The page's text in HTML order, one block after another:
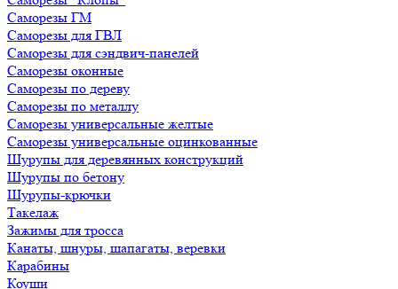
Саморезы ГМ
Саморезы для ГВЛ
Саморезы для сэндвич-панелей
Саморезы оконные
Саморезы по дереву
Саморезы по металлу
Саморезы универсальные желтые
Саморезы универсальные оцинкованные
Шурупы для деревянных конструкций
Шурупы по бетону
Шурупы-крючки
Такелаж
Зажимы для тросса
Канаты, шнуры, шапагаты, веревки
Карабины
Коуши